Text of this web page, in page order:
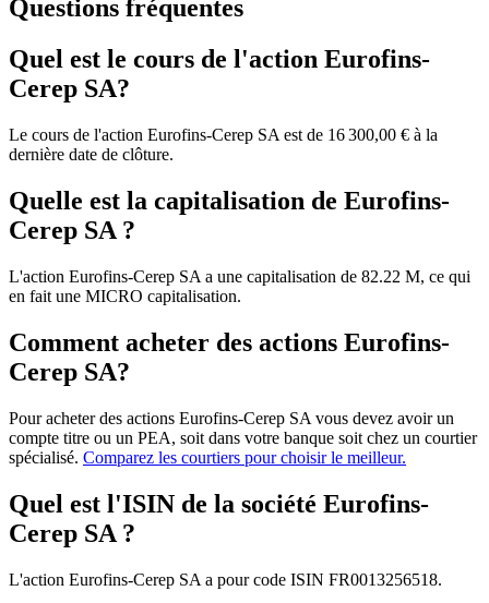
Questions fréquentes
Quel est le cours de l'action Eurofins-
Cerep SA?
Le cours de l'action Eurofins-Cerep SA est de 16 300,00 € à la
dernière date de clôture.
Quelle est la capitalisation de Eurofins-
Cerep SA ?
L'action Eurofins-Cerep SA a une capitalisation de 82.22 M, ce qui
en fait une MICRO capitalisation.
Comment acheter des actions Eurofins-
Cerep SA?
Pour acheter des actions Eurofins-Cerep SA vous devez avoir un
compte titre ou un PEA, soit dans votre banque soit chez un courtier
spécialisé. Comparez les courtiers pour choisir le meilleur.
Quel est l'ISIN de la société Eurofins-
Cerep SA ?
L'action Eurofins-Cerep SA a pour code ISIN FR0013256518.